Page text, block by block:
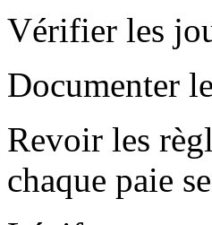
Vérifier les
Documenter
Revoir les
chaque paie